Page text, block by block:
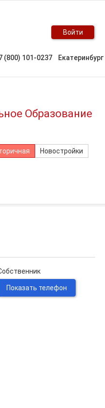
Войти
(800) 101-0237 Екатеринбург
Образование
Новостройки
Показать телефон